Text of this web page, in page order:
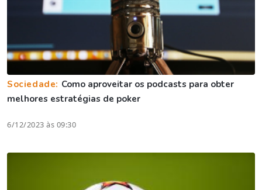
Sociedade: Como aproveitar os podcasts para obter
melhores estratégias de poker
6/12/2023 às 09:30